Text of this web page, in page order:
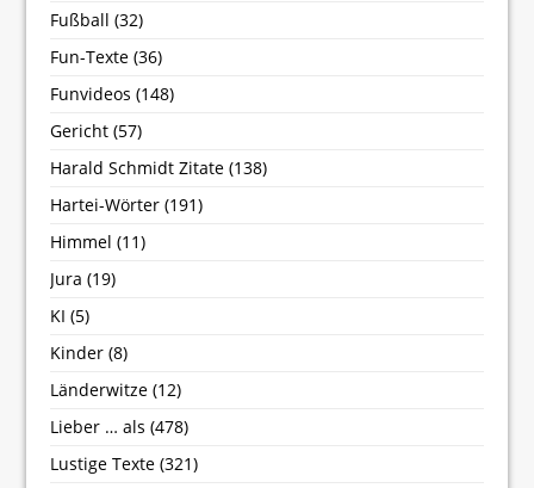
Fußball (32)
Fun-Texte (36)
Funvideos (148)
Gericht (57)
Harald Schmidt Zitate (138)
Hartei-Wörter (191)
Himmel (11)
Jura (19)
KI (5)
Kinder (8)
Länderwitze (12)
Lieber … als (478)
Lustige Texte (321)